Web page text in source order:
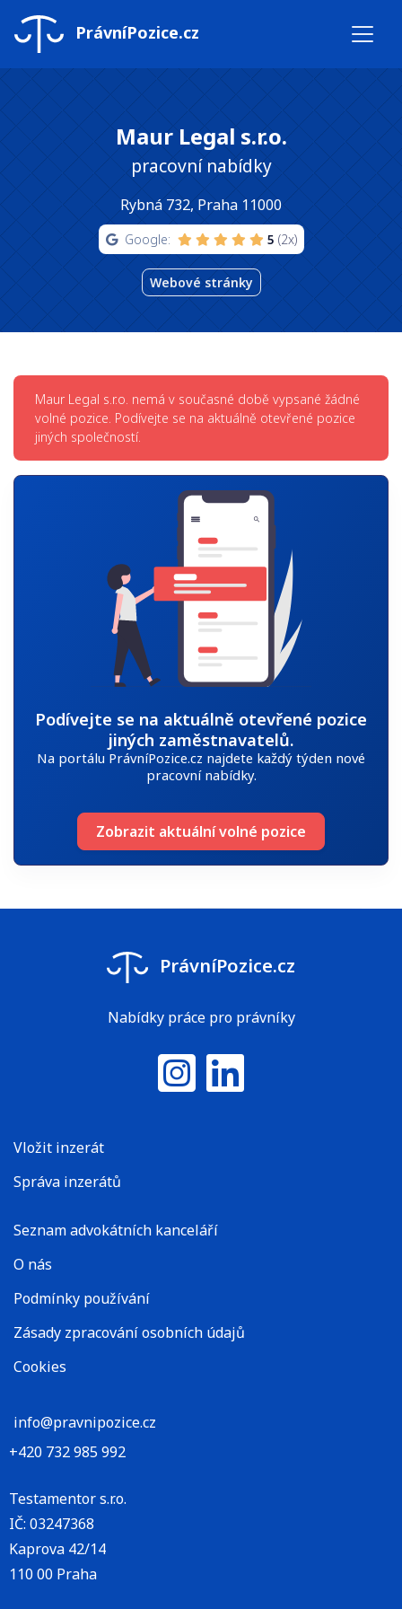
PrávníPozice.cz
Maur Legal s.r.o.
pracovní nabídky
Rybná 732, Praha 11000
Google: 5 (2x)
Webové stránky
Maur Legal s.r.o. nemá v současné době vypsané žádné
volné pozice. Podívejte se na aktuálně otevřené pozice
jiných společností.
Podívejte se na aktuálně otevřené pozice
jiných zaměstnavatelů.
Na portálu PrávníPozice.cz najdete každý týden nové
pracovní nabídky.
Zobrazit aktuální volné pozice
PrávníPozice.cz
Nabídky práce pro právníky
InstagramLinkedIn
Vložit inzerát
Správa inzerátů
Seznam advokátních kanceláří
O nás
Podmínky používání
Zásady zpracování osobních údajů
Cookies
info@pravnipozice.cz
+420 732 985 992
Testamentor s.r.o.
IČ: 03247368
Kaprova 42/14
110 00 Praha